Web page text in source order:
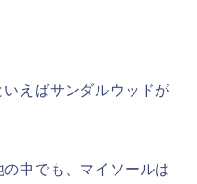
えばサンダルウッドが
中でも、マイソールは